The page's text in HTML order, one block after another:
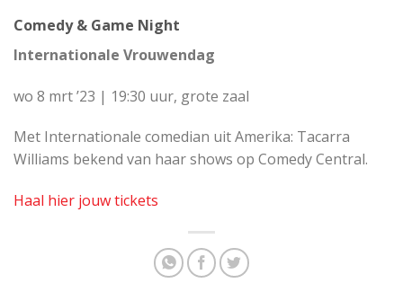
Comedy & Game Night
Internationale Vrouwendag
wo 8 mrt ’23 | 19:30 uur, grote zaal
Met Internationale comedian uit Amerika: Tacarra
Williams bekend van haar shows op Comedy Central.
Haal hier jouw tickets